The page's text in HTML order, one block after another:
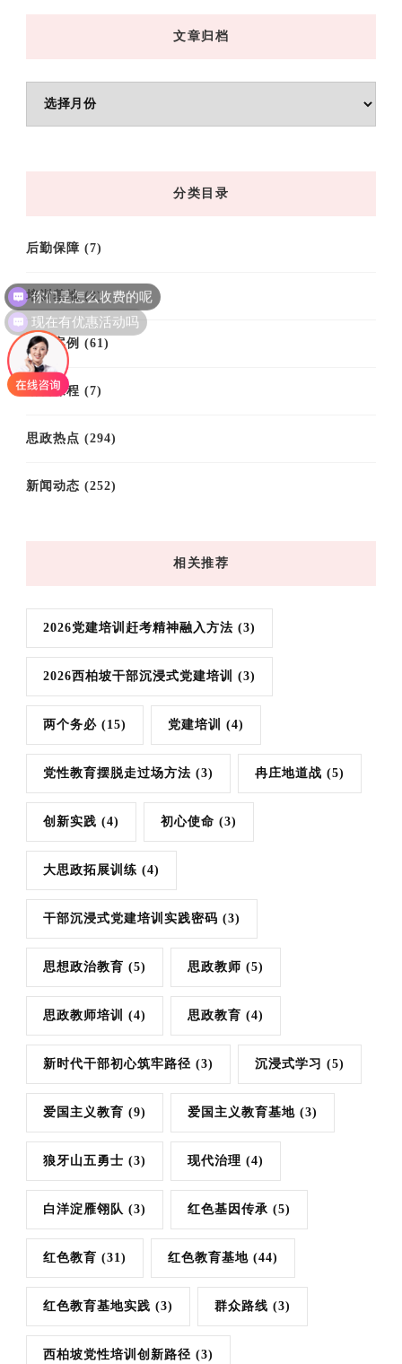
文章归档
分类目录
后勤保障 (7)
培训基地(9)
培训案例 (61)
培训课程 (7)
思政热点 (294)
新闻动态 (252)
相关推荐
2026党建培训赶考精神融入方法 (3)
2026西柏坡干部沉浸式党建培训 (3)
两个务必 (15) 党建培训 (4)
党性教育摆脱走过场方法 (3) 冉庄地道战 (5)
创新实践 (4) 初心使命 (3)
大思政拓展训练 (4)
干部沉浸式党建培训实践密码 (3)
思想政治教育 (5) 思政教师 (5)
思政教师培训 (4) 思政教育 (4)
新时代干部初心筑牢路径 (3) 沉浸式学习 (5)
爱国主义教育 (9) 爱国主义教育基地 (3)
狼牙山五勇士 (3) 现代治理 (4)
白洋淀雁翎队 (3) 红色基因传承 (5)
红色教育 (31) 红色教育基地 (44)
红色教育基地实践 (3) 群众路线 (3)
西柏坡党性培训创新路径 (3)
现在有优惠活动吗